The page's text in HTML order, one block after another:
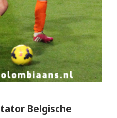
Belgische